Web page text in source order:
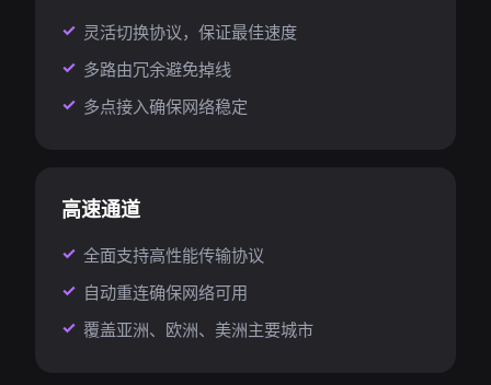
灵活切换协议，保证最佳速度
多路由冗余避免掉线
多点接入确保网络稳定
高速通道
全面支持高性能传输协议
自动重连确保网络可用
覆盖亚洲、欧洲、美洲主要城市